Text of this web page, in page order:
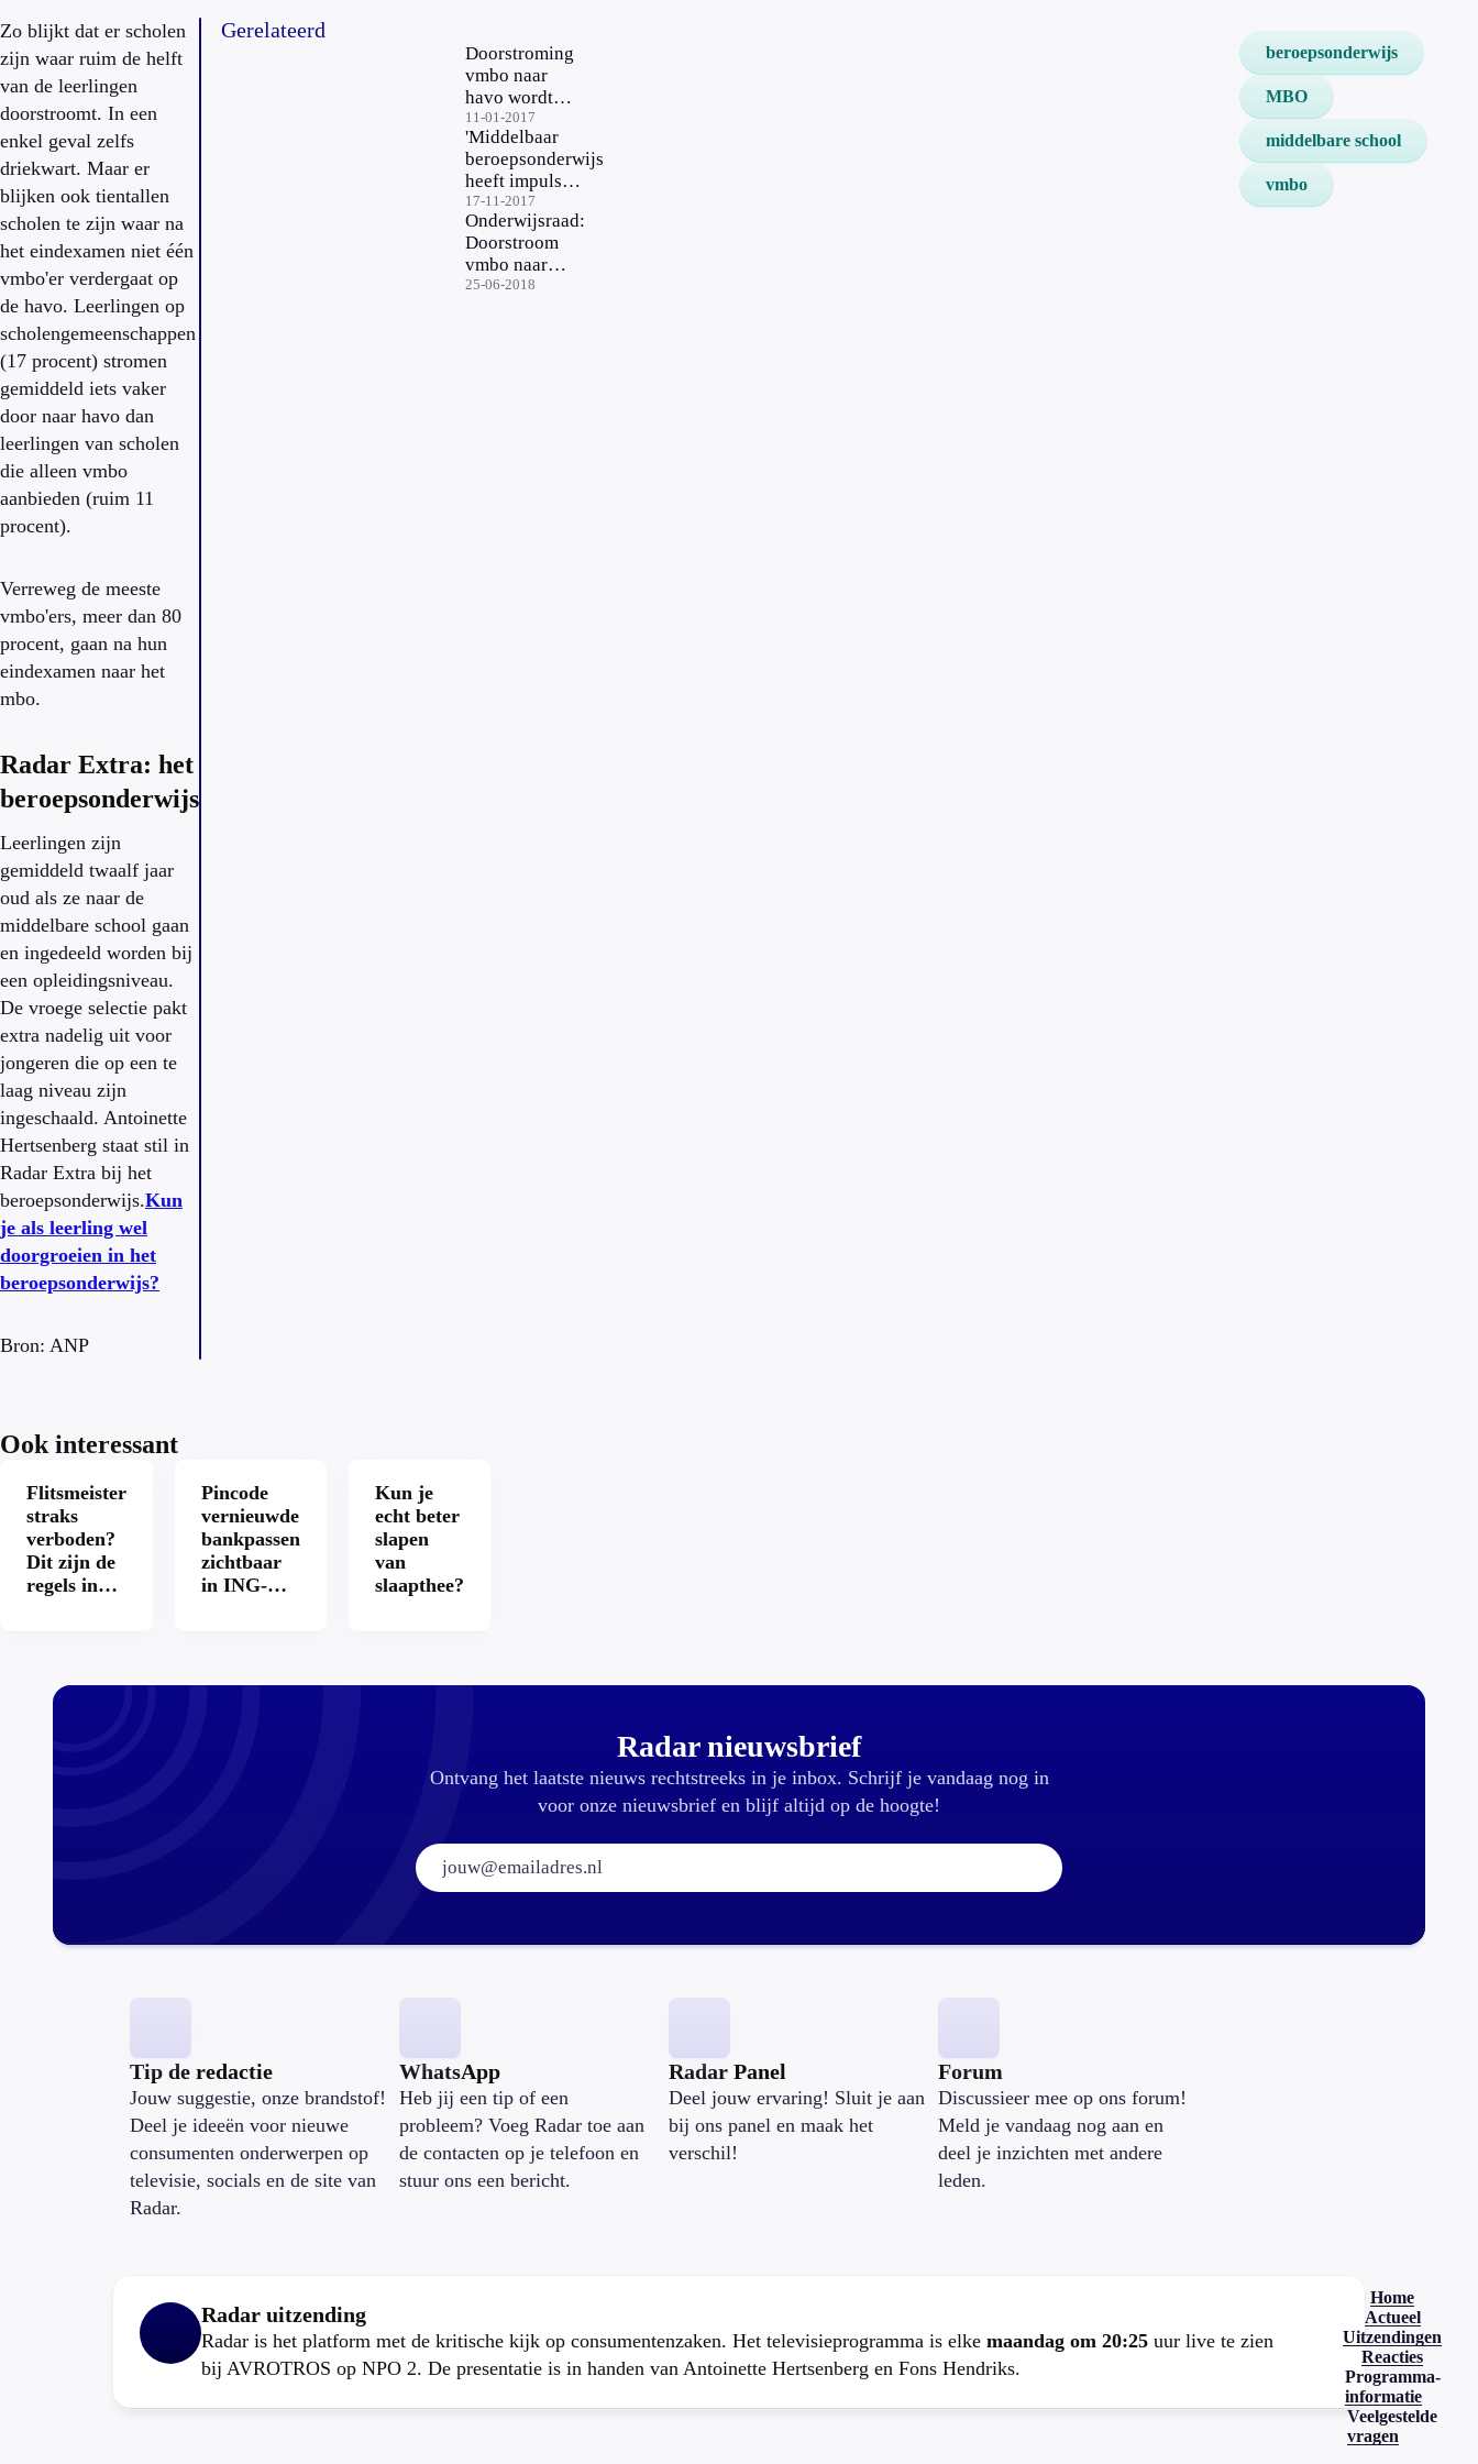
Zo blijkt dat er scholen
zijn waar ruim de helft
van de leerlingen
doorstroomt. In een
enkel geval zelfs
driekwart. Maar er
blijken ook tientallen
scholen te zijn waar na
het eindexamen niet één
vmbo'er verdergaat op
de havo. Leerlingen op
scholengemeenschappen
(17 procent) stromen
gemiddeld iets vaker
door naar havo dan
leerlingen van scholen
die alleen vmbo
aanbieden (ruim 11
procent).
Verreweg de meeste
vmbo'ers, meer dan 80
procent, gaan na hun
eindexamen naar het
mbo.
Radar Extra: het
beroepsonderwijs
Leerlingen zijn
gemiddeld twaalf jaar
oud als ze naar de
middelbare school gaan
en ingedeeld worden bij
een opleidingsniveau.
De vroege selectie pakt
extra nadelig uit voor
jongeren die op een te
laag niveau zijn
ingeschaald. Antoinette
Hertsenberg staat stil in
Radar Extra bij het
beroepsonderwijs.Kun
je als leerling wel
doorgroeien in het
beroepsonderwijs?
Bron: ANP
Gerelateerd
Doorstroming
vmbo naar
havo wordt
versoepeld
11-01-2017
'Middelbaar
beroepsonderwijs
heeft impuls
nodig'
17-11-2017
Onderwijsraad:
Doorstroom
vmbo naar
havo moet
25-06-2018
beroepsonderwijs
MBO
middelbare school
vmbo
Ook interessant
Flitsmeister
straks
verboden?
Dit zijn de
regels in
Pincode
vernieuwde
bankpassen
zichtbaar
in ING-
Kun je
echt beter
slapen
van
slaapthee?
Radar nieuwsbrief
Ontvang het laatste nieuws rechtstreeks in je inbox. Schrijf je vandaag nog in
voor onze nieuwsbrief en blijf altijd op de hoogte!
E-mailadres:
Tip de redactie
Jouw suggestie, onze brandstof!
Deel je ideeën voor nieuwe
consumenten onderwerpen op
televisie, socials en de site van
Radar.
WhatsApp
Heb jij een tip of een
probleem? Voeg Radar toe aan
de contacten op je telefoon en
stuur ons een bericht.
Radar Panel
Deel jouw ervaring! Sluit je aan
bij ons panel en maak het
verschil!
Forum
Discussieer mee op ons forum!
Meld je vandaag nog aan en
deel je inzichten met andere
leden.
Radar uitzending
Radar is het platform met de kritische kijk op consumentenzaken. Het televisieprogramma is elke maandag om 20:25 uur live te zien
bij AVROTROS op NPO 2. De presentatie is in handen van Antoinette Hertsenberg en Fons Hendriks.
Home
Actueel
Uitzendingen
Reacties
Programma-
informatie
Veelgestelde
vragen